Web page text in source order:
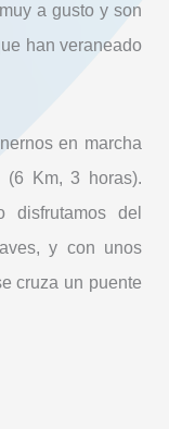
a gusto y son
han veraneado
en marcha
Km, 3 horas).
disfrutamos del
y con unos
cruza un puente